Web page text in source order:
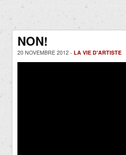
NON!
20 NOVEMBRE 2012 - LA VIE D'ARTISTE